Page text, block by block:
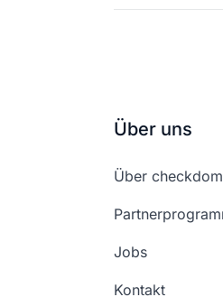
Über uns
Über
Jobs
Kontakt